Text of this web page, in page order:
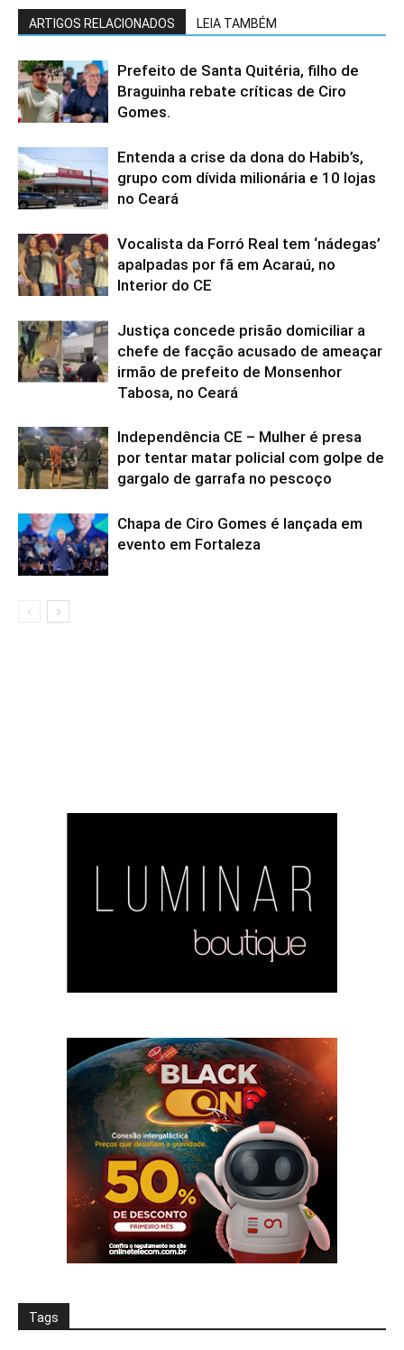
ARTIGOS RELACIONADOS LEIA TAMBÉM
Prefeito de Santa Quitéria, filho de
Braguinha rebate críticas de Ciro
Gomes.
Entenda a crise da dona do Habib’s,
grupo com dívida milionária e 10 lojas
no Ceará
Vocalista da Forró Real tem ‘nádegas’
apalpadas por fã em Acaraú, no
Interior do CE
Justiça concede prisão domiciliar a
chefe de facção acusado de ameaçar
irmão de prefeito de Monsenhor
Tabosa, no Ceará
Independência CE – Mulher é presa
por tentar matar policial com golpe de
gargalo de garrafa no pescoço
Chapa de Ciro Gomes é lançada em
evento em Fortaleza
Tags